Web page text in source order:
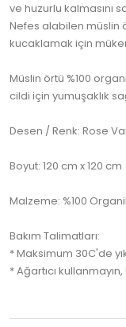
ve huzurlu kalmasını
Nefes alabilen müslin
kucaklamak için
Müslin örtü %100
cildi için yumuşaklık
Desen / Renk: Rose
Boyut: 120 cm x 120 cm
Malzeme: %100
Bakım Talimatları:
* Maksimum 30C'de
* Ağartıcı